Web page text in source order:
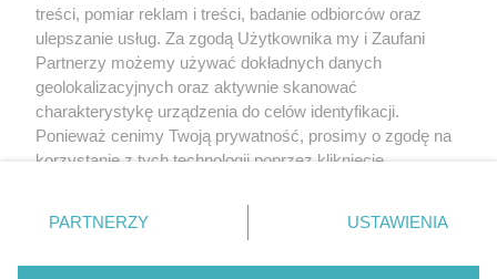
O nas
treści, pomiar reklam i treści, badanie odbiorców oraz
ulepszanie usług. Za zgodą Użytkownika my i Zaufani
Partnerzy możemy używać dokładnych danych
geolokalizacyjnych oraz aktywnie skanować
charakterystykę urządzenia do celów identyfikacji.
Ponieważ cenimy Twoją prywatność, prosimy o zgodę na
korzystanie z tych technologii poprzez kliknięcie
zmienić/wycofać klikając przycisk ustawień prywatności
znajdujący się w lewym dolnym rogu strony
rodzaje przetwarzania danych nie wymagają zgody
PARTNERZY USTAWIENIA